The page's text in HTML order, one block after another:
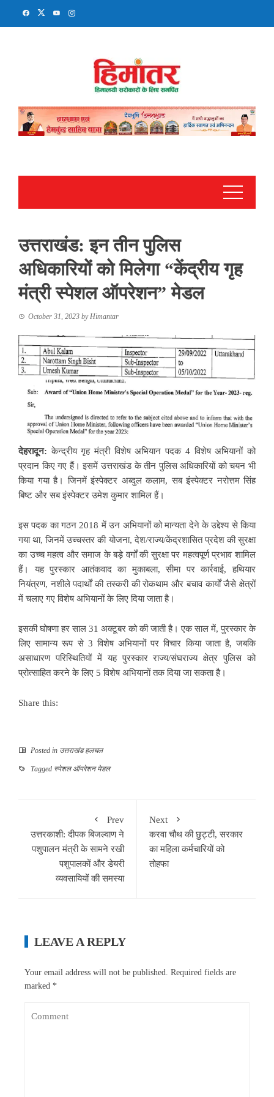
उत्तराखंड: इन तीन पुलिस
अधिकारियों को मिलेगा “केंद्रीय गृह
मंत्री स्पेशल ऑपरेशन” मेडल
October 31, 2023 byHimantar
देहरादून: केन्द्रीय गृह मंत्री विशेष अभियान पदक 4 विशेष अभियानों को
प्रदान किए गए हैं। इसमें उत्तराखंड के तीन पुलिस अधिकारियों को चयन भी
किया गया है। जिनमें इंस्पेक्टर अब्दुल कलाम, सब इंस्पेक्टर नरोत्तम सिंह
बिष्ट और सब इंस्पेक्टर उमेश कुमार शामिल हैं।
इस पदक का गठन 2018 में उन अभियानों को मान्यता देने के उद्देश्य से किया
गया था, जिनमें उच्चस्तर की योजना, देश/राज्य/केंद्रशासित प्रदेश की सुरक्षा
का उच्च महत्व और समाज के बड़े वर्गों की सुरक्षा पर महत्वपूर्ण प्रभाव शामिल
हैं। यह पुरस्कार आतंकवाद का मुकाबला, सीमा पर कार्रवाई, हथियार
नियंत्रण, नशीले पदार्थों की तस्करी की रोकथाम और बचाव कार्यों जैसे क्षेत्रों
में चलाए गए विशेष अभियानों के लिए दिया जाता है।
इसकी घोषणा हर साल 31 अक्टूबर को की जाती है। एक साल में, पुरस्कार के
लिए सामान्‍य रूप से 3 विशेष अभियानों पर विचार किया जाता है, जबकि
असाधारण परिस्थितियों में यह पुरस्कार राज्य/संघराज्य क्षेत्र पुलिस को
प्रोत्साहित करने के लिए 5 विशेष अभियानों तक दिया जा सकता है।
Share this:
Posted in उत्तराखंड हलचल
Tagged स्पेशल ऑपरेशन मेडल
Prev
उत्तरकाशी: दीपक बिजल्वाण ने
पशुपालन मंत्री के सामने रखी
पशुपालकों और डेयरी
व्यवसायियों की समस्या
Next
करवा चौथ की छुट्टी, सरकार
का महिला कर्मचारियों को
तोहफा
LEAVE A REPLY
Your email address will not be published. Required fields are
marked *